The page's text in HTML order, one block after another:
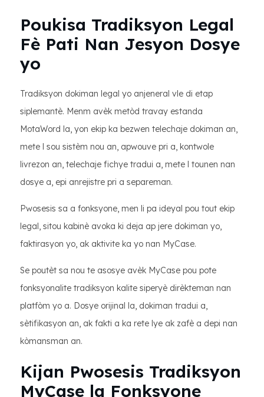
Poukisa Tradiksyon Legal
Fè Pati Nan Jesyon Dosye
yo
Tradiksyon dokiman legal yo anjeneral vle di etap
siplemantè. Menm avèk metòd travay estanda
MotaWord la, yon ekip ka bezwen telechaje dokiman an,
mete l sou sistèm nou an, apwouve pri a, kontwole
livrezon an, telechaje fichye tradui a, mete l tounen nan
dosye a, epi anrejistre pri a separeman.
Pwosesis sa a fonksyone, men li pa ideyal pou tout ekip
legal, sitou kabinè avoka ki deja ap jere dokiman yo,
faktirasyon yo, ak aktivite ka yo nan MyCase.
Se poutèt sa nou te asosye avèk MyCase pou pote
fonksyonalite tradiksyon kalite siperyè dirèkteman nan
platfòm yo a. Dosye orijinal la, dokiman tradui a,
sètifikasyon an, ak fakti a ka rete lye ak zafè a depi nan
kòmansman an.
Kijan Pwosesis Tradiksyon
MyCase la Fonksyone